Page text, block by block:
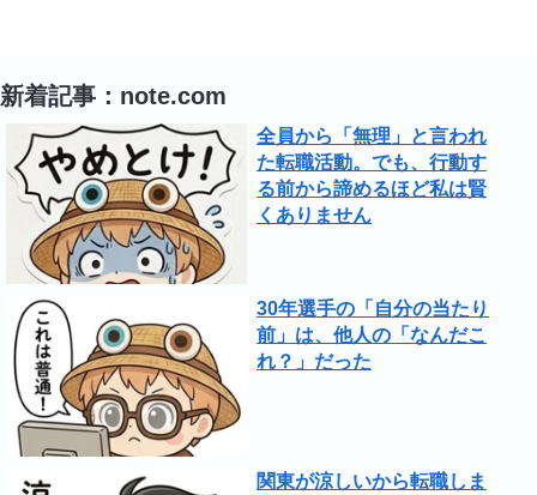
新着記事：note.com
全員から「無理」と言われ
た転職活動。でも、行動す
る前から諦めるほど私は賢
くありません
30年選手の「自分の当たり
前」は、他人の「なんだこ
れ？」だった
関東が涼しいから転職しま